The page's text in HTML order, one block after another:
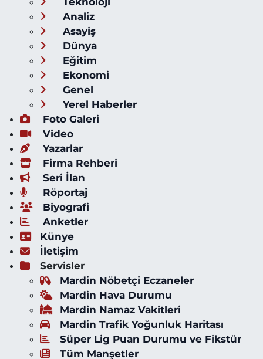
Analiz
Asayiş
Dünya
Eğitim
Ekonomi
Genel
Yerel Haberler
Foto Galeri
Video
Yazarlar
Firma Rehberi
Seri İlan
Röportaj
Biyografi
Anketler
Künye
İletişim
Servisler
Mardin Nöbetçi Eczaneler
Mardin Hava Durumu
Mardin Namaz Vakitleri
Mardin Trafik Yoğunluk Haritası
Süper Lig Puan Durumu ve Fikstür
Tüm Manşetler